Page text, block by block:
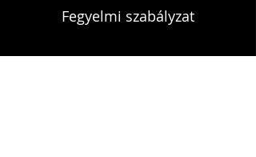
Fegyelmi szabályzat